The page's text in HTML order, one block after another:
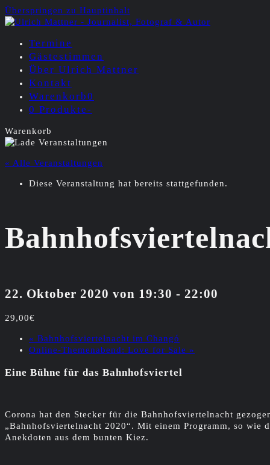
Überspringen zu Hauptinhalt
Termine
Gästestimmen
Über Ulrich Mattner
Kontakt
Warenkorb0
0 Produkte-
Warenkorb
« Alle Veranstaltungen
Diese Veranstaltung hat bereits stattgefunden.
22. Oktober 2020 von 19:30 - 22:00
29,00€
« Bahnhofsviertelnacht im Changó
Online-Themenabend: Love for Sale »
Eine Bühne für das Bahnhofsviertel
Corona hat den Stecker für die Bahnhofsviertelnacht
„Bahnhofsviertelnacht 2020“. Mit einem Programm, so
Anekdoten aus dem bunten Kiez.